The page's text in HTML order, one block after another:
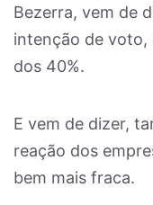
Bezerra, vem de
intenção de voto,
dos 40%.
E vem de dizer,
reação dos
bem mais fraca.